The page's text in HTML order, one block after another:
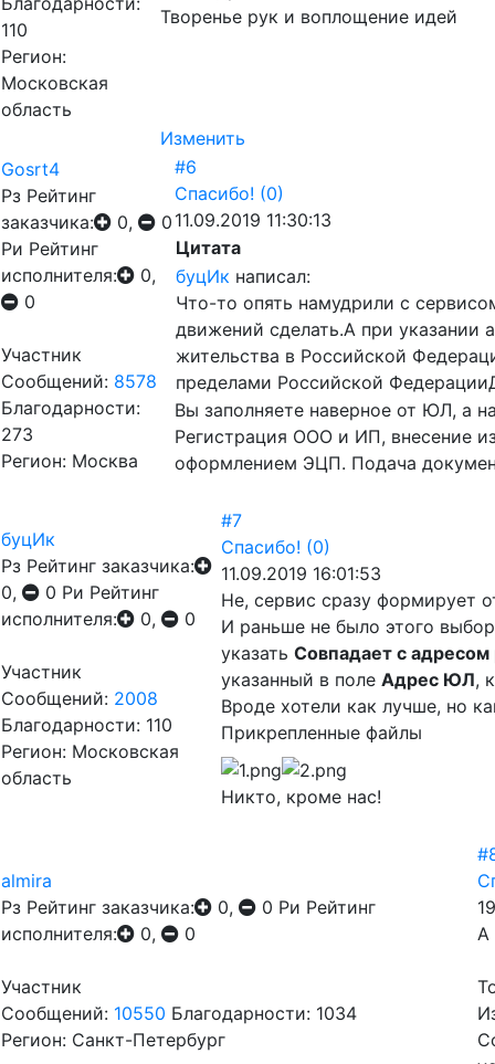
110
Регион:
Московская
область
Творенье рук и воплощение идей
Изменить
Gosrt4
Рз Рейтинг
заказчика:
0,
0
Ри Рейтинг
исполнителя:
0,
0
Участник
Сообщений: 8578
Благодарности:
273
Регион: Москва
#6
Спасибо! (0)
11.09.2019 11:30:13
Цитата
буцИк написал:
Что-то опять намудрили с
движений сделать.А при указании
жительства в Российской
пределами Российской
Вы заполняете наверное от ЮЛ, а
Регистрация ООО и ИП, внесение
оформлением ЭЦП. Подача
буцИк
Рз Рейтинг заказчика:
0,
0 Ри Рейтинг
исполнителя:
0, 0
Участник
Сообщений: 2008
Благодарности: 110
Регион: Московская
область
#7
Спасибо! (0)
11.09.2019 16:01:53
Не, сервис сразу формирует
И раньше не было этого
указать Совпадает с адресом
указанный в поле Адрес ЮЛ,
Вроде хотели как лучше, но
Прикрепленные файлы
Никто, кроме нас!
almira
Рз Рейтинг заказчика: 0, 0 Ри Рейтинг
исполнителя:
0, 0
Участник
Сообщений: 10550 Благодарности: 1034
Регион: Санкт-Петербург
А